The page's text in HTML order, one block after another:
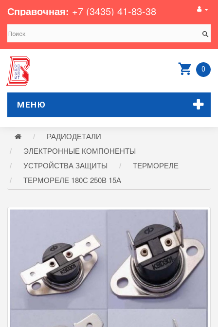
Справочная: +7 (3435) 41-83-38
0
МЕНЮ
РАДИОДЕТАЛИ
ЭЛЕКТРОННЫЕ КОМПОНЕНТЫ
УСТРОЙСТВА ЗАЩИТЫ
ТЕРМОРЕЛЕ
ТЕРМОРЕЛЕ 180С 250В 15А